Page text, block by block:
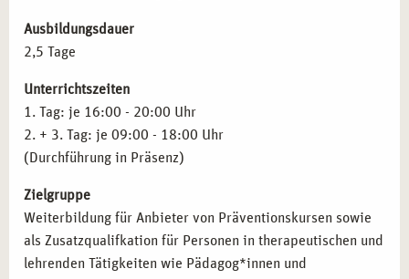
Umsetzung im Berliner Alltag
Integration von Achtsamkeit in das schnelllebige
FÜR WEN EIGNET SICH DIE AUSBILDUNG IN
ACHTSAMKEIT UND MEDITATION IN BERLIN?
UnserSeminar in Achtsamkeit und Meditation in Berlin
richtet sich an Fachkräfte und Interessierte, die
Achtsamkeits- und Meditationspraktiken beruflich oder
privat nutzen möchten:
Ausbildungsdauer
2,5 Tage
Unterrichtszeiten
1. Tag: je 16:00 - 20:00 Uhr
2. + 3. Tag: je 09:00 - 18:00 Uhr
(Durchführung in Präsenz)
Zielgruppe
Weiterbildung für Anbieter von Präventionskursen sowie
als Zusatzqualifkation für Personen in therapeutischen und
lehrenden Tätigkeiten wie Pädagog*innen und